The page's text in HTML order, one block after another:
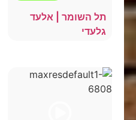
תל השומר | אלעד
גלעדי